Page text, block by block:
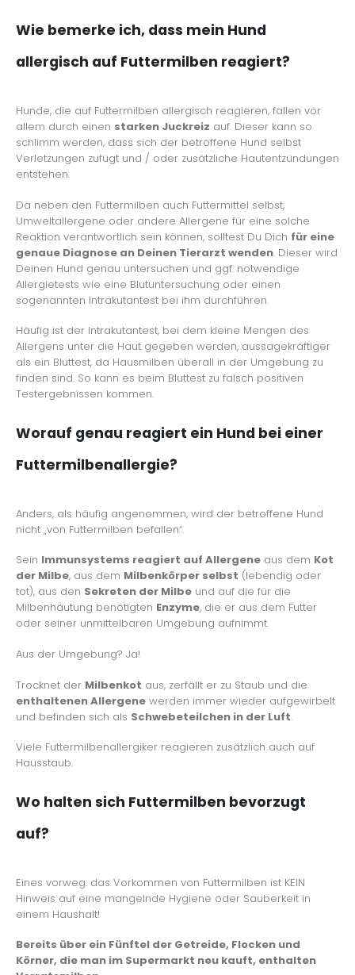
Wie bemerke ich, dass mein Hund
allergisch auf Futtermilben reagiert?
Hunde, die auf Futtermilben allergisch reagieren, fallen vor
allem durch einen starken Juckreiz auf. Dieser kann so
schlimm werden, dass sich der betroffene Hund selbst
Verletzungen zufügt und / oder zusätzliche Hautentzündungen
entstehen.
Da neben den Futtermilben auch Futtermittel selbst,
Umweltallergene oder andere Allergene für eine solche
Reaktion verantwortlich sein können, solltest Du Dich für eine
genaue Diagnose an Deinen Tierarzt wenden. Dieser wird
Deinen Hund genau untersuchen und ggf. notwendige
Allergietests wie eine Blutuntersuchung oder einen
sogenannten Intrakutantest bei ihm durchführen.
Häufig ist der Intrakutantest, bei dem kleine Mengen des
Allergens unter die Haut gegeben werden, aussagekräftiger
als ein Bluttest, da Hausmilben überall in der Umgebung zu
finden sind. So kann es beim Bluttest zu falsch positiven
Testergebnissen kommen.
Worauf genau reagiert ein Hund bei einer
Futtermilbenallergie?
Anders, als häufig angenommen, wird der betroffene Hund
nicht „von Futtermilben befallen“.
Sein Immunsystems reagiert auf Allergene aus dem Kot
der Milbe, aus dem Milbenkörper selbst (lebendig oder
tot), aus den Sekreten der Milbe und auf die für die
Milbenhäutung benötigten Enzyme, die er aus dem Futter
oder seiner unmittelbaren Umgebung aufnimmt.
Aus der Umgebung? Ja!
Trocknet der Milbenkot aus, zerfällt er zu Staub und die
enthaltenen Allergene werden immer wieder aufgewirbelt
und befinden sich als Schwebeteilchen in der Luft.
Viele Futtermilbenallergiker reagieren zusätzlich auch auf
Hausstaub.
Wo halten sich Futtermilben bevorzugt
auf?
Eines vorweg: das Vorkommen von Futtermilben ist KEIN
Hinweis auf eine mangelnde Hygiene oder Sauberkeit in
einem Haushalt!
Bereits über ein Fünftel der Getreide, Flocken und
Körner, die man im Supermarkt neu kauft, enthalten